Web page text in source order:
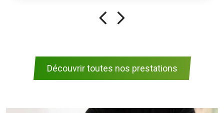
Découvrir toutes nos prestations